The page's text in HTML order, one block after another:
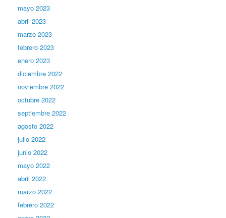
mayo 2023
abril 2023
marzo 2023
febrero 2023
enero 2023
diciembre 2022
noviembre 2022
octubre 2022
septiembre 2022
agosto 2022
julio 2022
junio 2022
mayo 2022
abril 2022
marzo 2022
febrero 2022